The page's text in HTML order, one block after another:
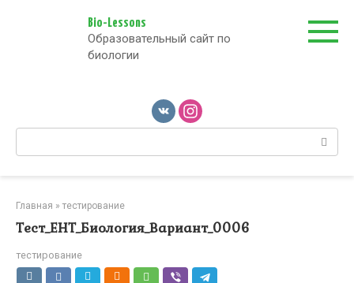
Bio-Lessons
Образовательный сайт по
биологии
Поиск:
Главная » тестирование
Тест_ЕНТ_Биология_Вариант_0006
тестирование